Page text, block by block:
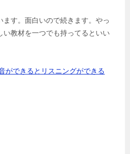
ます。面白いので続きます。やっ
い教材を一つでも持ってるといい
ができるとリスニングができる